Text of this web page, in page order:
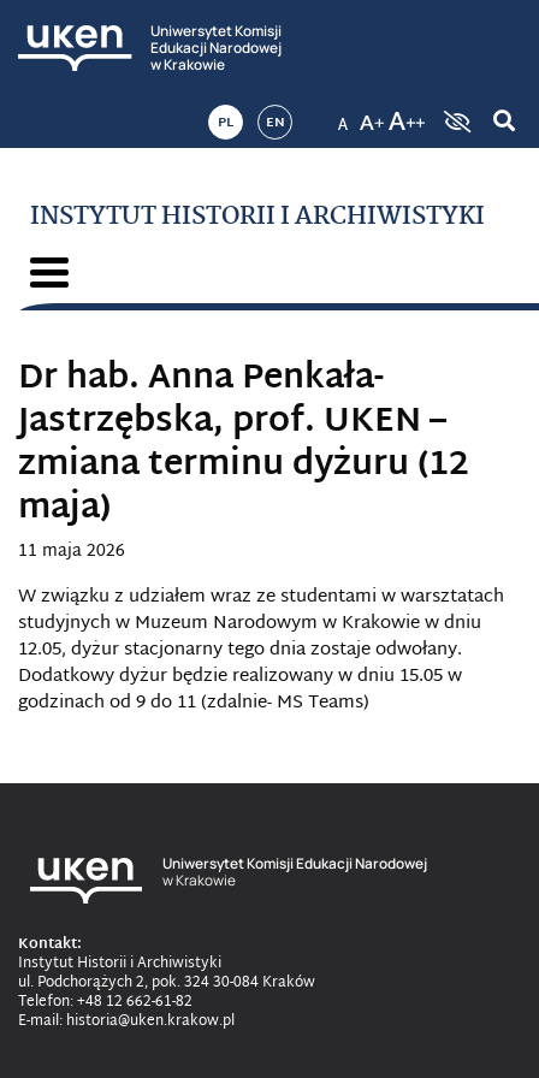
Uniwersytet Komisji
Edukacji Narodowej
w Krakowie
PL EN
INSTYTUT HISTORII I ARCHIWISTYKI
Dr hab. Anna Penkała-
Jastrzębska, prof. UKEN –
zmiana terminu dyżuru (12
maja)
11 maja 2026
W związku z udziałem wraz ze studentami w warsztatach
studyjnych w Muzeum Narodowym w Krakowie w dniu
12.05, dyżur stacjonarny tego dnia zostaje odwołany.
Dodatkowy dyżur będzie realizowany w dniu 15.05 w
godzinach od 9 do 11 (zdalnie- MS Teams)
Uniwersytet Komisji Edukacji Narodowej
w Krakowie
Kontakt:
Instytut Historii i Archiwistyki
ul. Podchorążych 2, pok. 324 30-084 Kraków
Telefon: +48 12 662-61-82
E-mail: historia@uken.krakow.pl